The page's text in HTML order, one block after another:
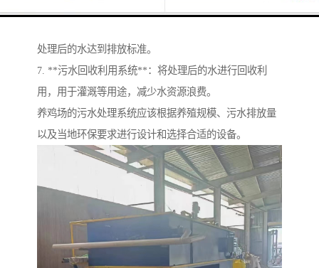
处理后的水达到排放标准。
7. **污水回收利用系统**：将处理后的水进行回收利
用，用于灌溉等用途，减少水资源浪费。
养鸡场的污水处理系统应该根据养殖规模、污水排放量
以及当地环保要求进行设计和选择合适的设备。